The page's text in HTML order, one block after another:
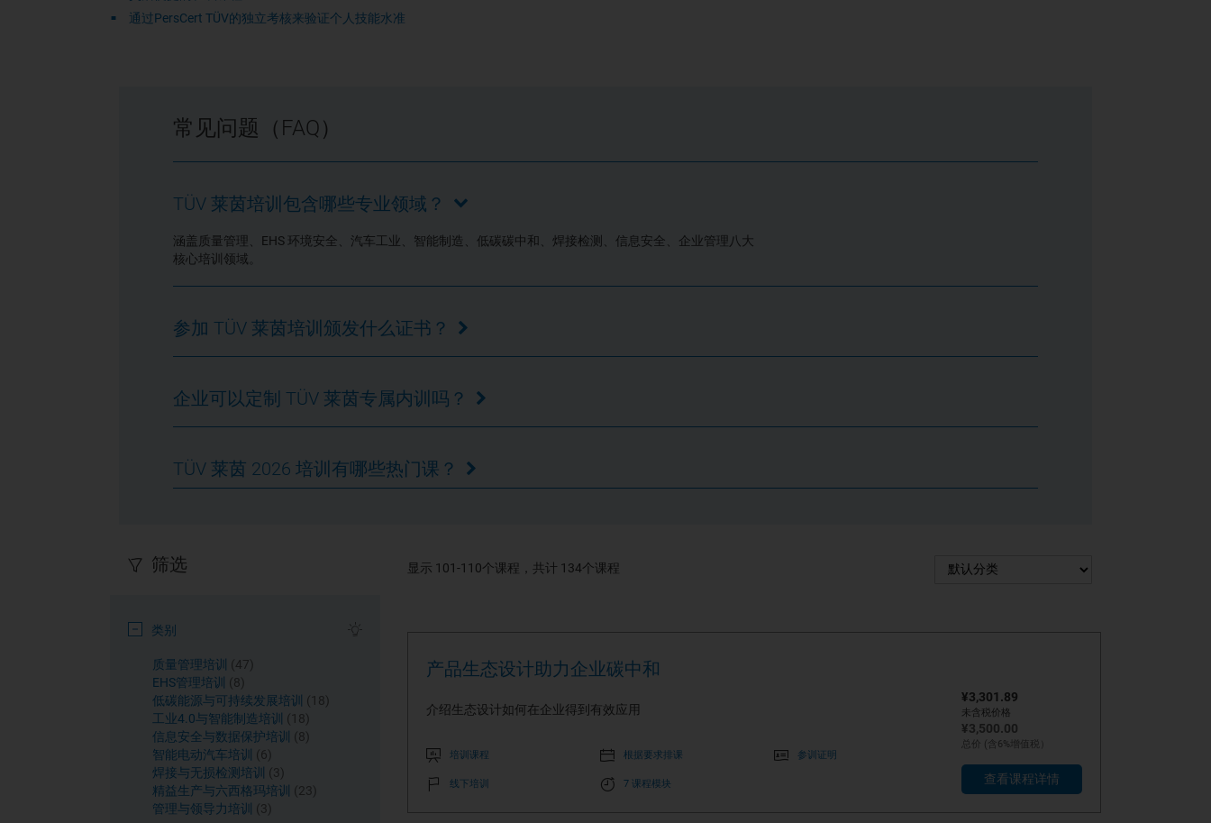
通过PersCert TÜV的独立考核来验证个人技能水准
常见问题（FAQ）
TÜV 莱茵培训包含哪些专业领域？
涵盖质量管理、EHS 环境安全、汽车工业、智能制造、低碳碳中和、焊接检测、信息安全、企业管理八大
核心培训领域。
参加 TÜV 莱茵培训颁发什么证书？
企业可以定制 TÜV 莱茵专属内训吗？
TÜV 莱茵 2026 培训有哪些热门课？
显示 101-110个课程，共计 134个课程
产品生态设计助力企业碳中和
介绍生态设计如何在企业得到有效应用
培训课程 根据要求排课 参训证明
线下培训 7 课程模块
¥3,301.89
未含税价格
¥3,500.00
总价 (含6%增值税）
查看课程详情
筛选
类别
质量管理培训 47课程
EHS管理培训
8课程
低碳能源与可持续发展培训
18课程
工业4.0与智能制造培训
18课程
信息安全与数据保护培训
8课程
智能电动汽车培训
6课程
焊接与无损检测培训
3课程
精益生产与六西格玛培训
23课程
管理与领导力培训
3课程